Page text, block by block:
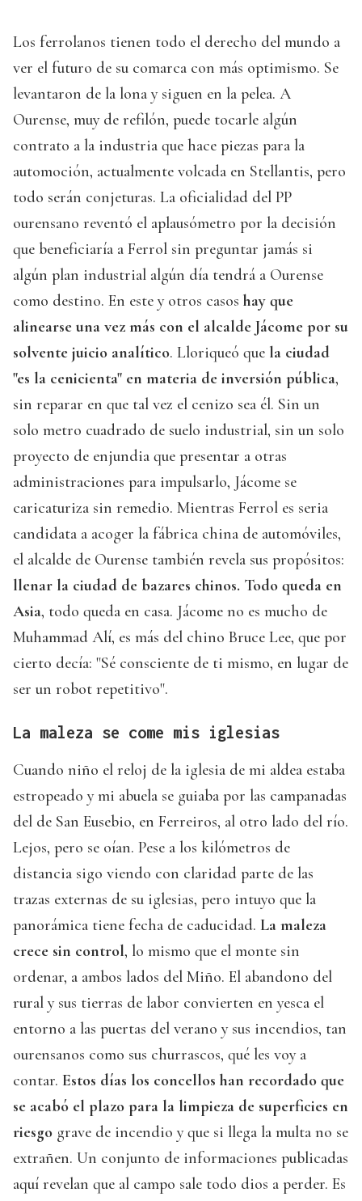
Los ferrolanos tienen todo el derecho del mundo a
ver el futuro de su comarca con más optimismo. Se
levantaron de la lona y siguen en la pelea. A
Ourense, muy de refilón, puede tocarle algún
contrato a la industria que hace piezas para la
automoción, actualmente volcada en Stellantis, pero
todo serán conjeturas. La oficialidad del PP
ourensano reventó el aplausómetro por la decisión
que beneficiaría a Ferrol sin preguntar jamás si
algún plan industrial algún día tendrá a Ourense
como destino. En este y otros casos hay que
alinearse una vez más con el alcalde Jácome por su
solvente juicio analítico. Lloriqueó que la ciudad
"es la cenicienta" en materia de inversión pública,
sin reparar en que tal vez el cenizo sea él. Sin un
solo metro cuadrado de suelo industrial, sin un solo
proyecto de enjundia que presentar a otras
administraciones para impulsarlo, Jácome se
caricaturiza sin remedio. Mientras Ferrol es seria
candidata a acoger la fábrica china de automóviles,
el alcalde de Ourense también revela sus propósitos:
llenar la ciudad de bazares chinos. Todo queda en
Asia, todo queda en casa. Jácome no es mucho de
Muhammad Alí, es más del chino Bruce Lee, que por
cierto decía: "Sé consciente de ti mismo, en lugar de
ser un robot repetitivo".
La maleza se come mis iglesias
Cuando niño el reloj de la iglesia de mi aldea estaba
estropeado y mi abuela se guiaba por las campanadas
del de San Eusebio, en Ferreiros, al otro lado del río.
Lejos, pero se oían. Pese a los kilómetros de
distancia sigo viendo con claridad parte de las
trazas externas de su iglesias, pero intuyo que la
panorámica tiene fecha de caducidad. La maleza
crece sin control, lo mismo que el monte sin
ordenar, a ambos lados del Miño. El abandono del
rural y sus tierras de labor convierten en yesca el
entorno a las puertas del verano y sus incendios, tan
ourensanos como sus churrascos, qué les voy a
contar. Estos días los concellos han recordado que
se acabó el plazo para la limpieza de superficies en
riesgo grave de incendio y que si llega la multa no se
extrañen. Un conjunto de informaciones publicadas
aquí revelan que al campo sale todo dios a perder. Es